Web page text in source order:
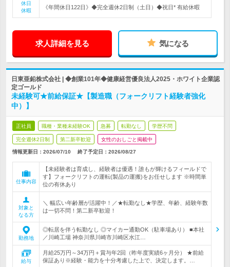
休日
休暇
《年間休日122日》◆完全週休2日制（土日）◆祝日* 有給休暇
求人詳細を見る 気になる
日東亜鉛株式会社 | ◆創業101年◆健康経営優良法人2025・ホワイト企業認
定ゴールド
未経験可★前給保証★【製造職（フォークリフト経験者強化
中）】
正社員 職種・業種未経験OK 急募 転勤なし 学歴不問
完全週休2日制 第二新卒歓迎 女性のおしごと掲載中
情報更新日：2026/07/10 終了予定日： 2026/08/27
仕事内容
【未経験者は育成し、経験者は優遇！誰もが輝けるフィールドで
す】フォークリフトの運転(製品の運搬)をお任せします ※時間単
位の有休あり
対象と
なる方
＼ 幅広い年齢層が活躍中！／★転勤なし★学歴、年齢、経験年数
は一切不問！第二新卒歓迎！
勤務地
◎転居を伴う転勤なし ◎マイカー通勤OK（駐車場あり） ■本社
／川崎工場 神奈川県川崎市川崎区水江…
給与
月給25万円～34万円＋賞与年2回（昨年度実績6ヶ月分） ★前給
保証あり※経験・能力を十分考慮した上で、決定します。…